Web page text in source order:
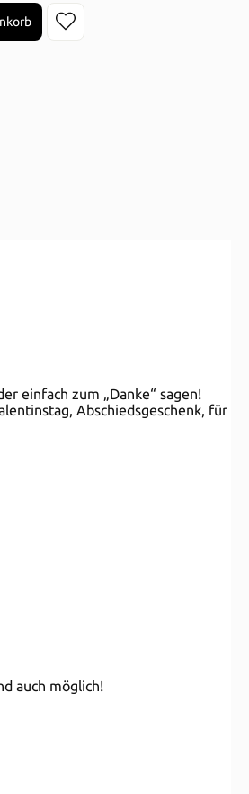
ein oder benutze die
einfach zum „Danke“ sagen!
Abschiedsgeschenk, für
auch möglich!